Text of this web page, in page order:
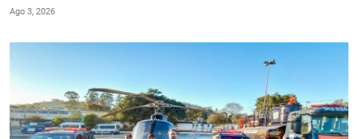
Ago 3, 2026